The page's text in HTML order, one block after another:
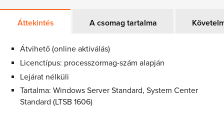
Áttekintés A csomag tartalma
Átvihető (online aktiválás)
Licenctípus: processzormag-szám alapján
Lejárat nélküli
Tartalma: Windows Server Standard, System Center
Standard (LTSB 1606)